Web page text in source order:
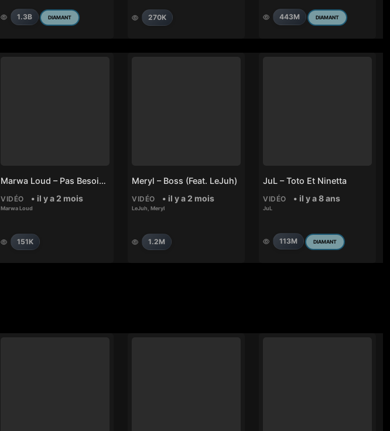
1.3B DIAMANT 270K 443M DIAMANT
Marwa Loud – Pas Besoin De Toi
VIDÉO • il y a 2 mois
Marwa Loud
151K
Meryl – Boss (feat. LeJuh)
VIDÉO • il y a 2 mois
LeJuh Meryl
1.2M
JuL – Toto Et Ninetta
VIDÉO • il y a 8 ans
JuL
113M DIAMANT